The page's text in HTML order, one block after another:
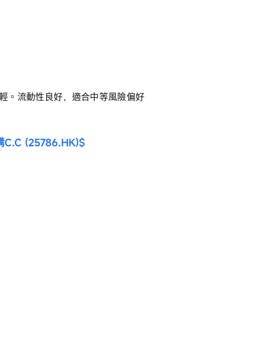
。流動性良好，適合中等風險偏好
C.C (25786.HK)$